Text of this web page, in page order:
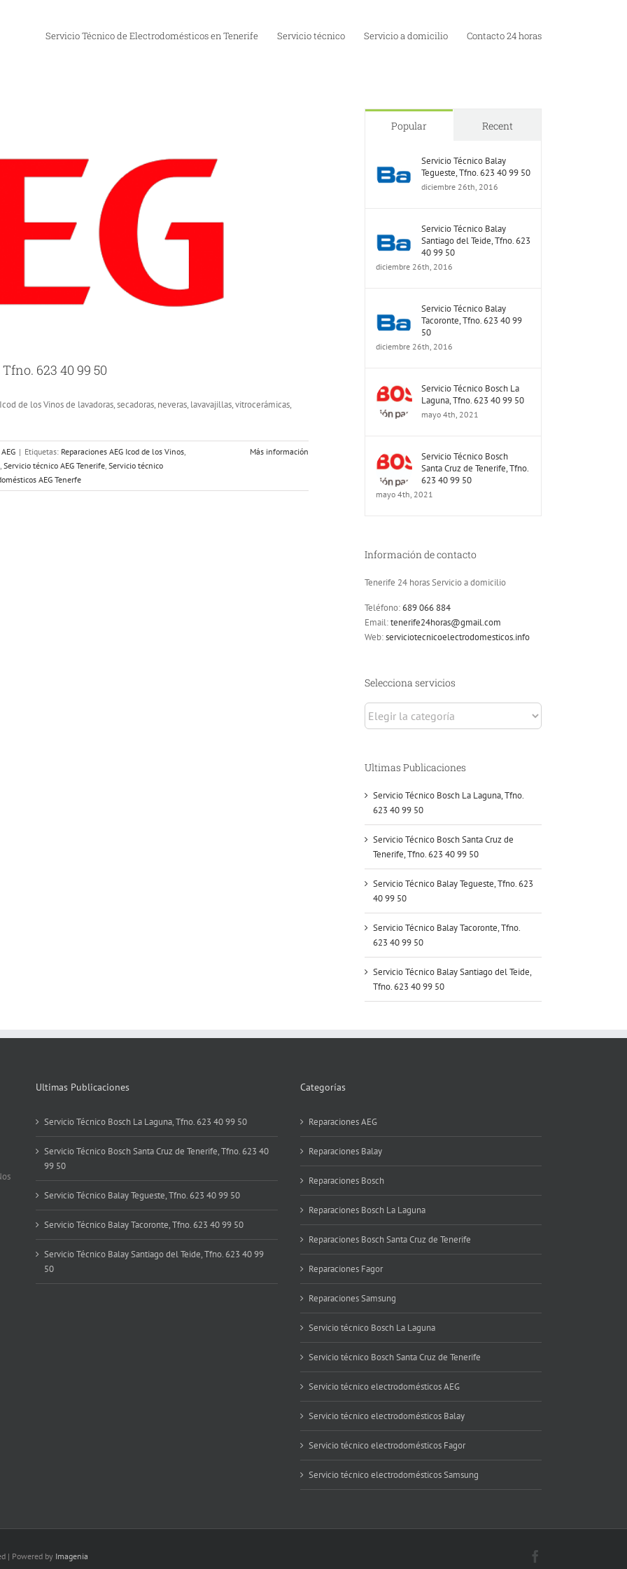
Servicio Técnico de Electrodomésticos en Tenerife Servicio técnico Servicio a domicilio Contacto 24 horas
623 40 99 50
de los Vinos de lavadoras, secadoras, neveras, lavavajillas, vitrocerámicas,
| Etiquetas: Reparaciones AEG Icod de los Vinos,
, Servicio técnico AEG Tenerife, Servicio técnico
AEG Tenerfe
Más información
Popular Recent
Servicio Técnico Balay
Tegueste, Tfno. 623 40 99 50
diciembre 26th, 2016
Servicio Técnico Balay
Santiago del Teide, Tfno. 623
40 99 50
diciembre 26th, 2016
Servicio Técnico Balay
Tacoronte, Tfno. 623 40 99
50
diciembre 26th, 2016
Servicio Técnico Bosch La
Laguna, Tfno. 623 40 99 50
mayo 4th, 2021
Servicio Técnico Bosch
Santa Cruz de Tenerife, Tfno.
623 40 99 50
mayo 4th, 2021
Información de contacto
Tenerife 24 horas Servicio a domicilio
Teléfono:689 066 884
Email:tenerife24horas@gmail.com
Web:serviciotecnicoelectrodomesticos.info
Selecciona servicios
Selecciona
servicios
Ultimas Publicaciones
Servicio Técnico Bosch La Laguna, Tfno.
623 40 99 50
Servicio Técnico Bosch Santa Cruz de
Tenerife, Tfno. 623 40 99 50
Servicio Técnico Balay Tegueste, Tfno. 623
40 99 50
Servicio Técnico Balay Tacoronte, Tfno.
623 40 99 50
Servicio Técnico Balay Santiago del Teide,
Tfno. 623 40 99 50
Ultimas Publicaciones
Servicio Técnico Bosch La Laguna, Tfno. 623 40 99 50
Servicio Técnico Bosch Santa Cruz de Tenerife, Tfno. 623 40
99 50
Servicio Técnico Balay Tegueste, Tfno. 623 40 99 50
Servicio Técnico Balay Tacoronte, Tfno. 623 40 99 50
Servicio Técnico Balay Santiago del Teide, Tfno. 623 40 99
50
Categorías
Reparaciones AEG
Reparaciones Balay
Reparaciones Bosch
Reparaciones Bosch La Laguna
Reparaciones Bosch Santa Cruz de Tenerife
Reparaciones Fagor
Reparaciones Samsung
Servicio técnico Bosch La Laguna
Servicio técnico Bosch Santa Cruz de Tenerife
Servicio técnico electrodomésticos AEG
Servicio técnico electrodomésticos Balay
Servicio técnico electrodomésticos Fagor
Servicio técnico electrodomésticos Samsung
| Powered by Imagenia